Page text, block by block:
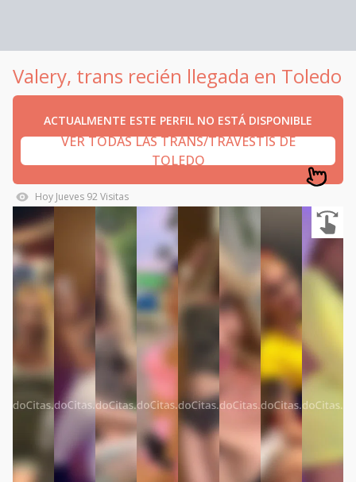
Valery, trans recién llegada en Toledo
ACTUALMENTE ESTE PERFIL NO ESTÁ DISPONIBLE
VER TODAS LAS TRANS/TRAVESTIS DE
TOLEDO
Hoy Jueves 92 Visitas